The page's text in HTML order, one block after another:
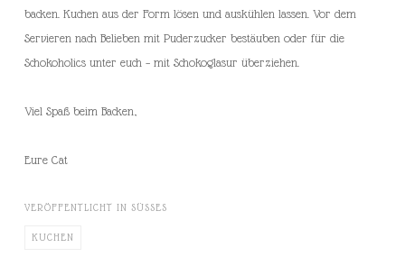
backen. Kuchen aus der Form lösen und auskühlen lassen. Vor dem
Servieren nach Belieben mit Puderzucker bestäuben oder für die
Schokoholics unter euch – mit Schokoglasur überziehen.
Viel Spaß beim Backen,
Eure Cat
VERÖFFENTLICHT IN SÜSSES
KUCHEN